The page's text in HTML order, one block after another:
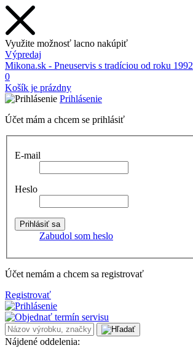
Využite možnosť lacno nakúpiť
Výpredaj
Mikona.sk - Pneuservis s tradíciou od roku 1992
0
Košík je prázdny
Prihlásenie
Účet mám a chcem se prihlásiť
E-mail
Heslo
Zabudol som heslo
Účet nemám a chcem sa registrovať
Registrovať
Nájdené oddelenia: